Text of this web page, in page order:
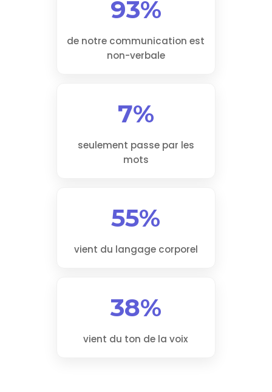
93%
de notre communication est
non-verbale
7%
seulement passe par les
mots
55%
vient du langage corporel
38%
vient du ton de la voix